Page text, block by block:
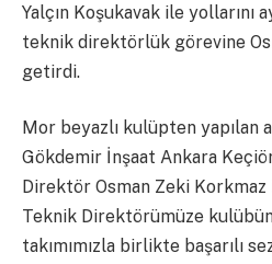
Yalçın Koşukavak ile yollarını
teknik direktörlük görevine
getirdi.
Mor beyazlı kulüpten yapılan
Gökdemir İnşaat Ankara
Direktör Osman Zeki Korkmaz
Teknik Direktörümüze
takımımızla birlikte başarılı